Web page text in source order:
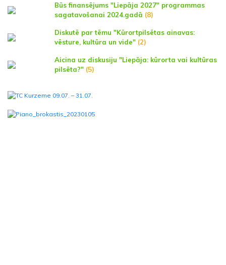
Būs finansējums "Liepāja 2027" programmas
sagatavošanai 2024.gadā (8)
Diskutē par tēmu "Kūrortpilsētas ainavas:
vēsture, kultūra un vide" (2)
Aicina uz diskusiju "Liepāja: kūrorta vai kultūras
pilsēta?" (5)